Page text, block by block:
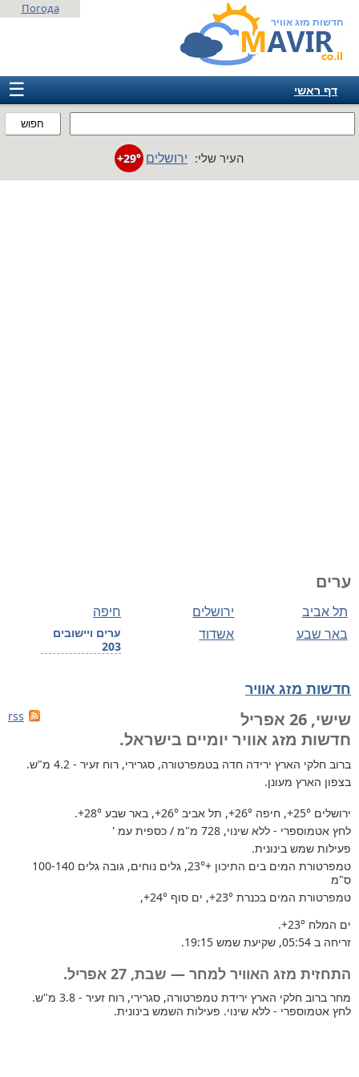
חדשות מזג אוויר
חפוש
Погода
☰
דף ראשי
אמריקה
העיר שלי: ירושלים +29°
ערים
חיפה ירושלים תל אביב
ערים ויישובים
203
אשדוד באר שבע
חדשות מזג אוויר
rss
שישי, 26 אפריל
חדשות מזג אוויר יומיים בישראל.
ברוב חלקי הארץ ירידה חדה בטמפרטורה, סגרירי, רוח זעיר - 4.2 מ"ש.
בצפון הארץ מעונן.
ירושלים +25°, חיפה +26°, תל אביב +26°, באר שבע +28°
.
לחץ אטמוספרי - ללא שינוי, 728 מ"מ / כספית עמ '
פעילות שמש בינונית.
טמפרטורת המים בים התיכון +23°
, גלים נוחים, גובה גלים 100-140
ס"מ
טמפרטורת המים בכנרת +23°, ים סוף +24°
,
ים המלח +23°
.
זריחה ב 05:54, שקיעת שמש 19:15.
התחזית מזג האוויר למחר — שבת, 27 אפריל.
מחר ברוב חלקי הארץ ירידת טמפרטורה, סגרירי, רוח זעיר - 3.8 מ"ש.
לחץ אטמוספרי - ללא שינוי. פעילות השמש בינונית.